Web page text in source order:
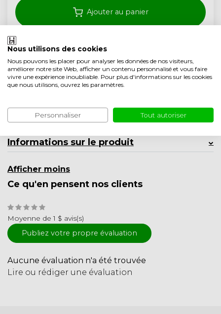
Ajouter au panier
Livraison gratuite à partir de 350,- (<40 kg)
Garantie de 5 ans
Qualité artisanale des Pays-Bas
Description du produit
Informations sur le produit
Afficher moins
Ce qu'en pensent nos clients
Moyenne de 1 $ avis(s)
Publiez votre propre évaluation
Aucune évaluation n'a été trouvée
Lire ou rédiger une évaluation
Nous utilisons des cookies
Nous pouvons les placer pour analyser les données de nos visiteurs,
améliorer notre site Web, afficher un contenu personnalisé et vous faire
vivre une expérience inoubliable. Pour plus d'informations sur les cookies
que nous utilisons, ouvrez les paramètres.
Personnaliser Tout autoriser